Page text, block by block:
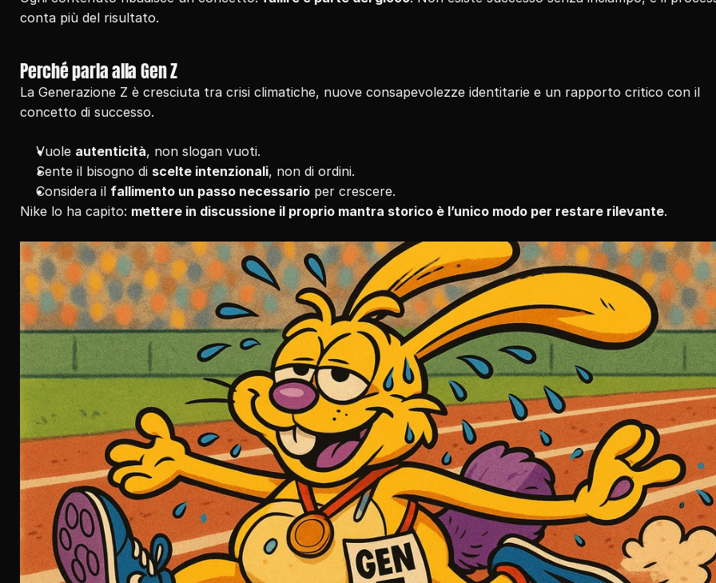
conta più del risultato.
Perché parla alla Gen Z
La Generazione Z è cresciuta tra crisi climatiche, nuove consapevolezze identitarie e un rapporto critico con il
concetto di successo.
Vuole autenticità, non slogan vuoti.
Sente il bisogno di scelte intenzionali, non di ordini.
Considera il fallimento un passo necessario per crescere.
Nike lo ha capito: mettere in discussione il proprio mantra storico è l’unico modo per restare rilevante.